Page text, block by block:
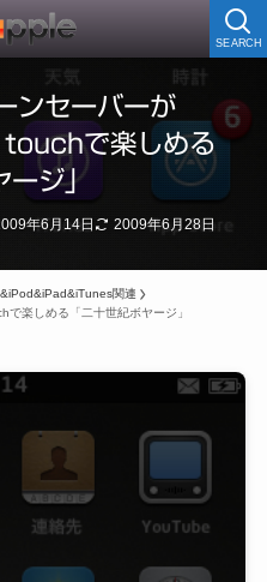
SEARCH
ンセーバーが
で楽しめる
ージ」
年6月14日 2009年6月28日
関連
楽しめる「二十世紀ボヤージ」